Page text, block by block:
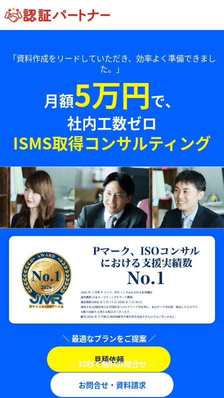
「資料作成をリードしていただき、効率よく準備できまし
た。」
月額5万円で、
社内工数ゼロ
ISMS取得コンサルティング
見積依頼
お問合せ・資料請求